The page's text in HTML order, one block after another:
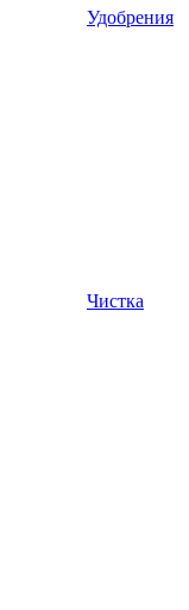
Удобрения
Чистка